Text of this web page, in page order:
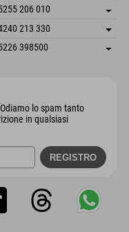
Prenotazione
Salva indirizzo
Prenotazione
206 010
Salva indirizzo
Prenotazione
213 330
Salva indirizzo
398500
lo spam tanto
in qualsiasi